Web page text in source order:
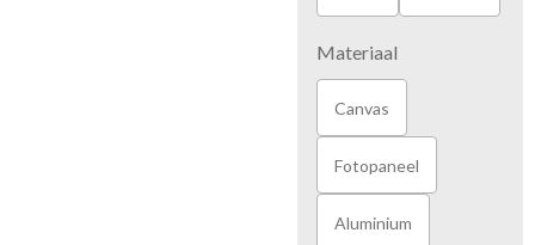
Materiaal
Canvas
Fotopaneel
Aluminium